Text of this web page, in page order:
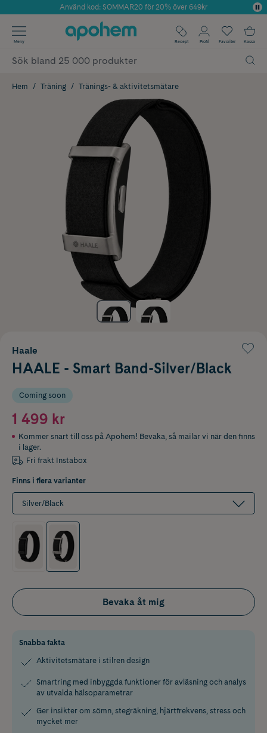
Årets Butik 2025 inom Skönhet
Använd kod: SOMMAR20 för 20% över 649kr
✓ Fri frakt
✓ Poäng på alla köp*
Meny Recept Profil Favoriter Kassa
Hem Träning Tränings- & aktivitetsmätare
Haale
HAALE - Smart Band-Silver/Black
Coming soon
1 499 kr
Kommer snart till oss på Apohem! Bevaka, så mailar vi när den finns
i lager.
Fri frakt Instabox
Finns i flera varianter
Silver/Black
Bevaka åt mig
Snabba fakta
Aktivitetsmätare i stilren design
Smartring med inbyggda funktioner för avläsning och analys
av utvalda hälsoparametrar
Ger insikter om sömn, stegräkning, hjärtfrekvens, stress och
mycket mer